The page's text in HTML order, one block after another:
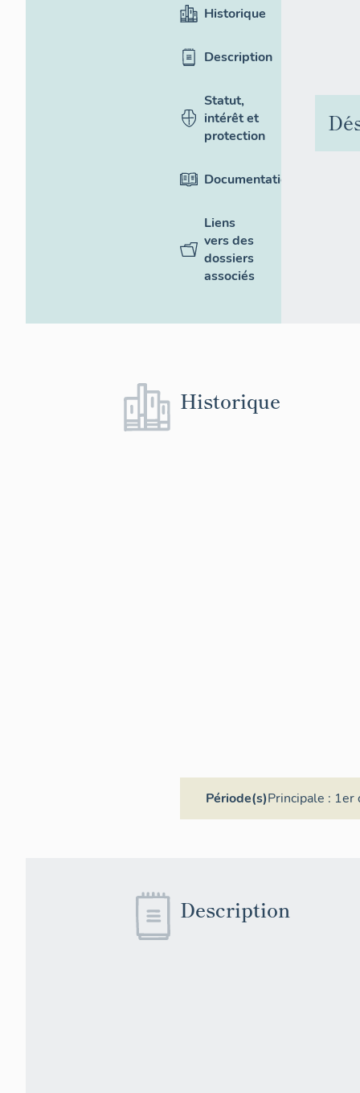
Historique
Description
Statut,
intérêt et
protection
Documentation
Liens
vers des
dossiers
associés
Historique
Période(s)Principale : 1er
Description